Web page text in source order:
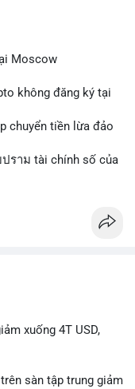
Moscow
không đăng ký tại
chuyển tiền lừa đảo
ราม tài chính số của
xuống 4T USD,
sàn tập trung giảm